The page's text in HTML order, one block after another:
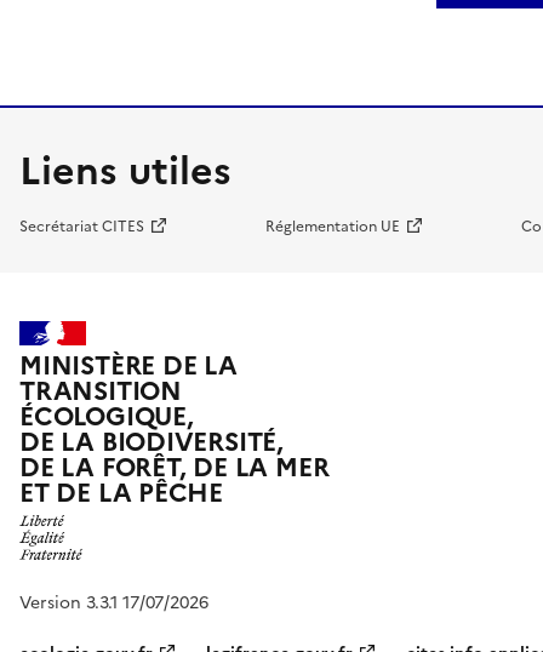
Liens utiles
Secrétariat CITES Réglementation UE
MINISTÈRE DE LA
TRANSITION
ÉCOLOGIQUE,
DE LA BIODIVERSITÉ,
DE LA FORÊT, DE LA MER
ET DE LA PÊCHE
Version 3.3.1 17/07/2026